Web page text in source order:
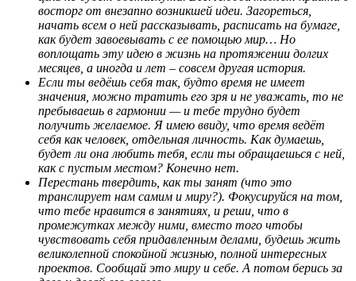
восторг от внезапно возникшей идеи. Загореться,
начать всем о ней рассказывать, расписать на бумаге,
как будет завоевывать с ее помощью мир… Но
воплощать эту идею в жизнь на протяжении долгих
месяцев, а иногда и лет – совсем другая история.
Если ты ведёшь себя так, будто время не имеет
значения, можно тратить его зря и не уважать, то не
пребываешь в гармонии — и тебе трудно будет
получить желаемое. Я имею ввиду, что время ведёт
себя как человек, отдельная личность. Как думаешь,
будет ли она любить тебя, если ты обращаешься с ней,
как с пустым местом? Конечно нет.
Перестань твердить, как ты занят (что это
транслирует нам самим и миру?). Фокусируйся на том,
что тебе нравится в занятиях, и реши, что в
промежутках между ними, вместо того чтобы
чувствовать себя придавленным делами, будешь жить
великолепной спокойной жизнью, полной интересных
проектов. Сообщай это миру и себе. А потом берись за